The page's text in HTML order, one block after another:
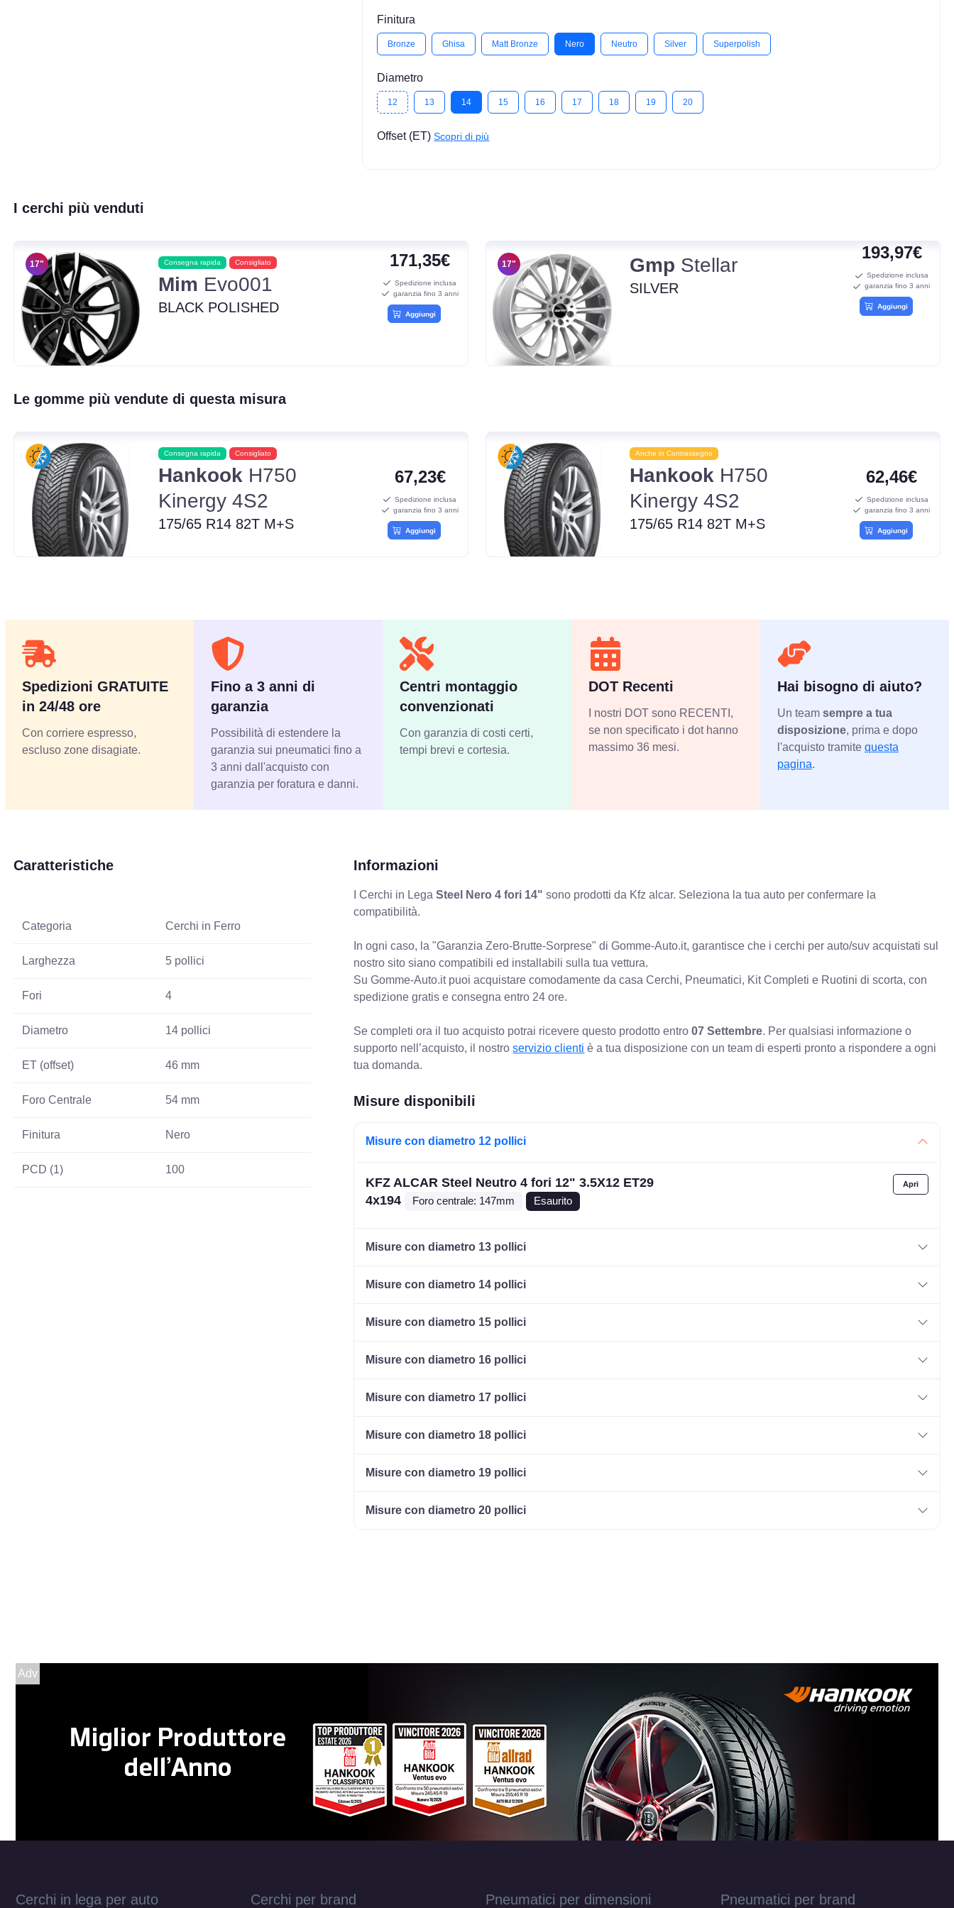
Finitura
Bronze Ghisa Matt Bronze Nero Neutro Silver Superpolish
Diametro
12 13 14 15 16 17 18 19 20
Offset (ET)Scopri di più
I cerchi più venduti
17" Consegna rapida Consigliato
Mim Evo001
BLACK POLISHED
171,35€
Spedizione inclusa
garanzia fino 3 anni
Aggiungi
17" Gmp Stellar
SILVER
193,97€
Spedizione inclusa
garanzia fino 3 anni
Aggiungi
Le gomme più vendute di questa misura
Consegna rapida Consigliato
HankookH750
Kinergy 4S2
175/65 R14 82T M+S
67,23€
Spedizione inclusa
garanzia fino 3 anni
Aggiungi
Anche in Contrassegno
Hankook H750
Kinergy 4S2
175/65 R14 82T M+S
62,46€
Spedizione inclusa
garanzia fino 3 anni
Aggiungi
Spedizioni GRATUITE
in 24/48 ore
Con corriere espresso,
escluso zone disagiate.
Fino a 3 anni di
garanzia
Possibilità di estendere la
garanzia sui pneumatici fino a
3 anni dall'acquisto con
garanzia per foratura e danni.
Centri montaggio
convenzionati
Con garanzia di costi certi,
tempi brevi e cortesia.
DOT Recenti
I nostri DOT sono RECENTI,
se non specificato i dot hanno
massimo 36 mesi.
Hai bisogno di aiuto?
Un team sempre a tua
disposizione, prima e dopo
l'acquisto tramite questa
pagina.
Caratteristiche
Categoria Cerchi in Ferro
Larghezza 5 pollici
Fori 4
Diametro 14 pollici
ET (offset) 46 mm
Foro Centrale 54 mm
Finitura Nero
PCD (1) 100
Informazioni
I Cerchi in LegaSteel Nero 4 fori 14" sono prodotti da Kfz alcar. Seleziona la tua auto per confermare la
compatibilità.
In ogni caso, la "Garanzia Zero-Brutte-Sorprese" di Gomme-Auto.it, garantisce che i cerchi per auto/suv acquistati sul
nostro sito siano compatibili ed installabili sulla tua vettura.
Su Gomme-Auto.it puoi acquistare comodamente da casa Cerchi, Pneumatici, Kit Completi e Ruotini di scorta, con
spedizione gratis e consegna entro 24 ore.
Se completi ora il tuo acquisto potrai ricevere questo prodotto entro07 Settembre. Per qualsiasi informazione o
supporto nell’acquisto, il nostroservizio clienti è a tua disposizione con un team di esperti pronto a rispondere a ogni
tua domanda.
Misure disponibili
Misure con diametro 12 pollici
KFZ ALCAR Steel Neutro 4 fori 12" 3.5X12 ET29
4x194
Foro centrale: 147mm Esaurito
Misure con diametro 13 pollici
Misure con diametro 14 pollici
Misure con diametro 15 pollici
Misure con diametro 16 pollici
Misure con diametro 17 pollici
Misure con diametro 18 pollici
Misure con diametro 19 pollici
Misure con diametro 20 pollici
Adv
Cerchi in lega per auto Cerchi per brand Pneumatici per dimensioni Pneumatici per brand